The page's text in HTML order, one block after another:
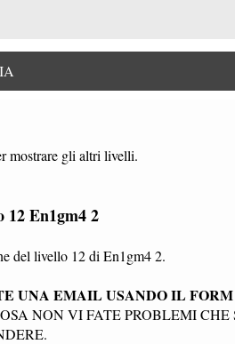
mostrare gli altri livelli.
12 En1gm4 2
del livello 12 di En1gm4 2.
UNA EMAIL USANDO IL FORM
NON VI FATE PROBLEMI